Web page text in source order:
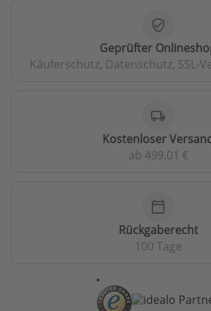
verified_user
Geprüfter
Käuferschutz, Datenschutz, SSL-
local_shipping
Kostenloser
ab 499,01 €
calendar_today
Rückgaberecht
100 Tage